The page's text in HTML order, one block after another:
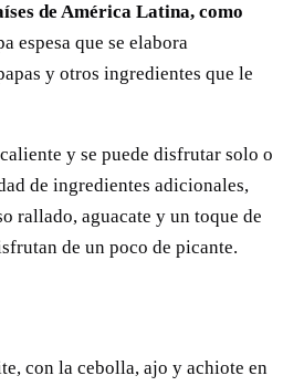
de América Latina, como
espesa que se elabora
y otros ingredientes que le
y se puede disfrutar solo o
de ingredientes adicionales,
rallado, aguacate y un toque de
de un poco de picante.
con la cebolla, ajo y achiote en